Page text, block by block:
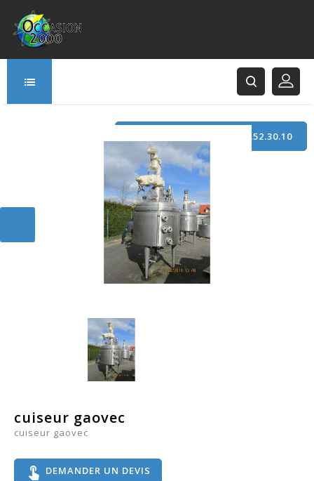
TÉLÉPHONE : +33 (0)3.21.52.30.10
62120 Saint-Hilaire-Cottes
cuiseur gaovec
cuiseur gaovec
touch_app DEMANDER UN DEVIS